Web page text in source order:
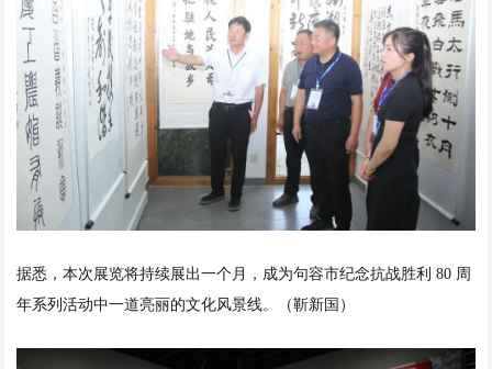
据悉，本次展览将持续展出一个月，成为句容市纪念抗战胜利 80 周
年系列活动中一道亮丽的文化风景线。（靳新国）